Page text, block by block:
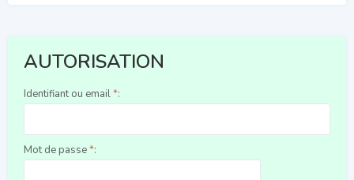
AUTORISATION
Identifiant ou email*:
Mot de passe*: